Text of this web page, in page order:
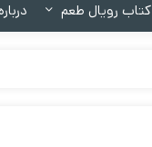
کتاب رویال طعم